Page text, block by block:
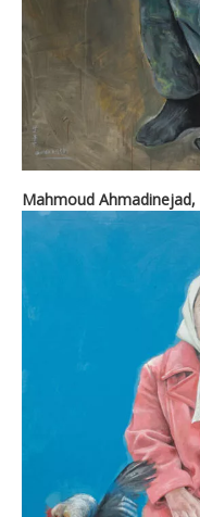
Mahmoud